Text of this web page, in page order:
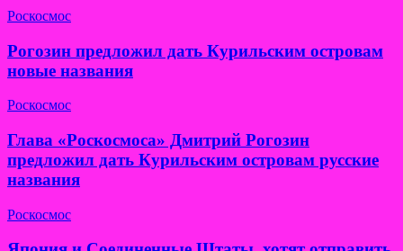
Роскосмос
Рогозин предложил дать Курильским островам
новые названия
Роскосмос
Глава «Роскосмоса» Дмитрий Рогозин
предложил дать Курильским островам русские
названия
Роскосмос